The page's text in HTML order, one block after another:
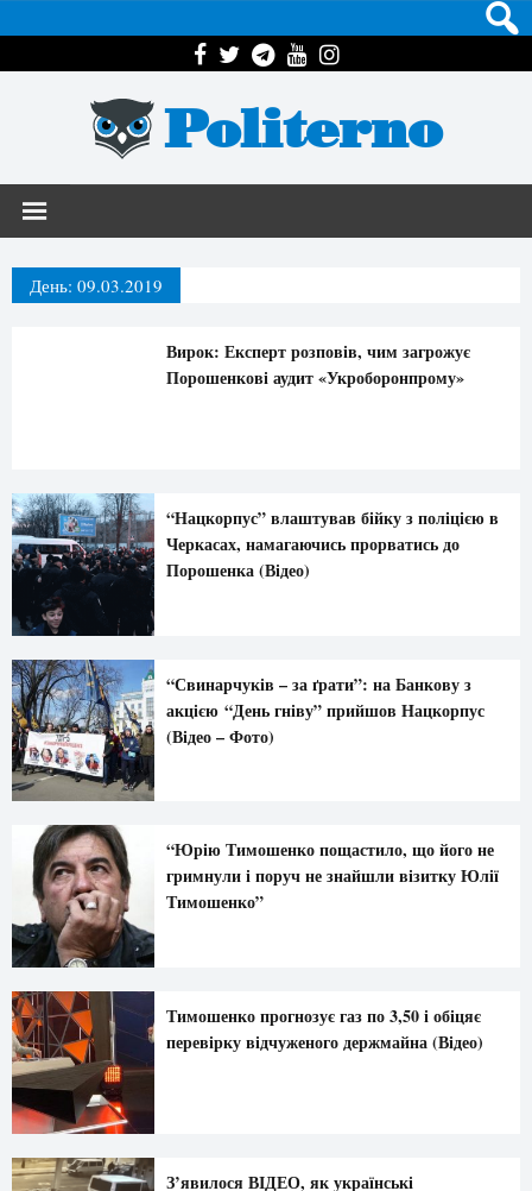
Politerno
День: 09.03.2019
Вирок: Експерт розповів, чим загрожує
Порошенкові аудит «Укроборонпрому»
“Нацкорпус” влаштував бійку з поліцією в
Черкасах, намагаючись прорватись до
Порошенка (Відео)
“Свинарчуків – за ґрати”: на Банкову з
акцією “День гніву” прийшов Нацкорпус
(Відео – Фото)
“Юрію Тимошенко пощастило, що його не
гримнули і поруч не знайшли візитку Юлії
Тимошенко”
Тимошенко прогнозує газ по 3,50 і обіцяє
перевірку відчуженого держмайна (Відео)
З’явилося ВІДЕО, як українські